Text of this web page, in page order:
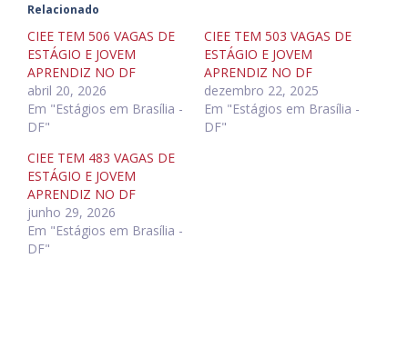
Relacionado
CIEE TEM 506 VAGAS DE
ESTÁGIO E JOVEM
APRENDIZ NO DF
abril 20, 2026
Em "Estágios em Brasília -
DF"
CIEE TEM 503 VAGAS DE
ESTÁGIO E JOVEM
APRENDIZ NO DF
dezembro 22, 2025
Em "Estágios em Brasília -
DF"
CIEE TEM 483 VAGAS DE
ESTÁGIO E JOVEM
APRENDIZ NO DF
junho 29, 2026
Em "Estágios em Brasília -
DF"